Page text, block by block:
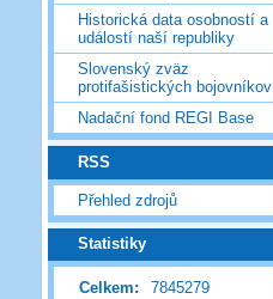
Historická data osobností a
událostí naší republiky
Slovenský zväz
protifašistických bojovníkov
Nadační fond REGI Base
RSS
Přehled zdrojů
Statistiky
Celkem:
7845279